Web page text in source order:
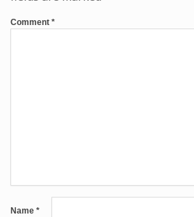
Comment *
Name *